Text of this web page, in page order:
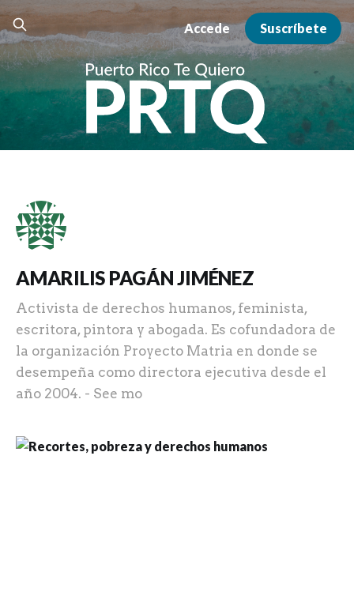
Accede Suscríbete
AMARILIS PAGÁN JIMÉNEZ
Activista de derechos humanos, feminista,
escritora, pintora y abogada. Es cofundadora de
la organización Proyecto Matria en donde se
desempeña como directora ejecutiva desde el
año 2004. - See mo